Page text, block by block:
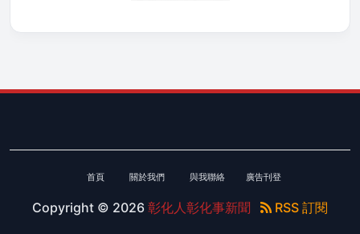
首頁 關於我們 與我聯絡 廣告刊登
Copyright © 2026 彰化人彰化事新聞 RSS 訂閱